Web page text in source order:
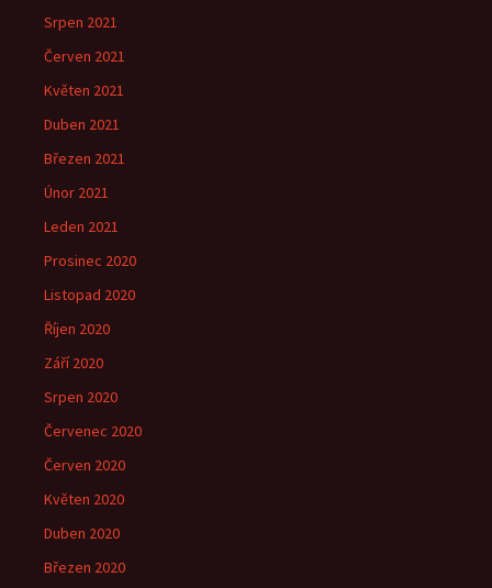
Srpen 2021
Červen 2021
Květen 2021
Duben 2021
Březen 2021
Únor 2021
Leden 2021
Prosinec 2020
Listopad 2020
Říjen 2020
Září 2020
Srpen 2020
Červenec 2020
Červen 2020
Květen 2020
Duben 2020
Březen 2020